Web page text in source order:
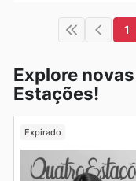
1
Explore
Estações!
Expirado